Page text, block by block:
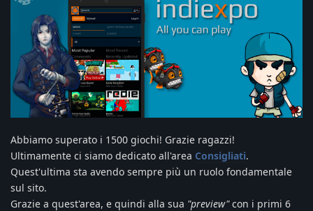
Abbiamo superato i 1500 giochi! Grazie ragazzi!
Ultimamente ci siamo dedicato all'area Consigliati.
Quest'ultima sta avendo sempre più un ruolo fondamentale
sul sito.
Grazie a quest'area, e quindi alla sua "preview"con i primi 6